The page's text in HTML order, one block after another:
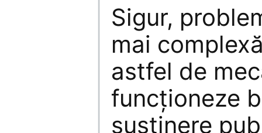
Sigur,
mai
astfel de
funcţioneze
susţinere